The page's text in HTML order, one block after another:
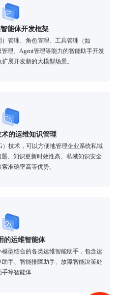
能体开发框架
）管理、角色管理、工具管理（如
理、Agent管理等能力的智能助手开发
展开发新的大模型场景。
的运维知识管理
技术，可以方便地管理企业系统私域
、知识更新时效性高、私域知识安全
准确率高等优势。
的运维智能体
型结合的各类运维智能助手，包含运
手、智能排障助手、故障智能决策处
手等智能体